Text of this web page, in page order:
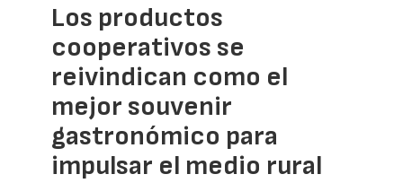
Los productos
cooperativos se
reivindican como el
mejor souvenir
gastronómico para
impulsar el medio rural